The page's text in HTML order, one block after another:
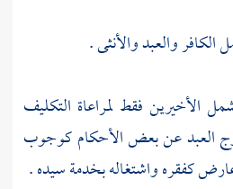
الكافر والعبد والأنثى .
الأخيرين فقط لمراعاة التكليف
العبد عن بعض الأحكام كوجوب
عارض كفقره واشتغاله بخدمة سيده .